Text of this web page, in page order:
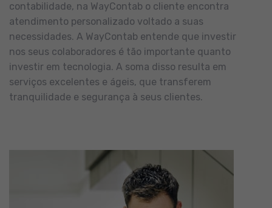
contabilidade, na WayContab o cliente encontra
atendimento personalizado voltado a suas
necessidades. A WayContab entende que investir
nos seus colaboradores é tão importante quanto
investir em tecnologia. A soma disso resulta em
serviços excelentes e ágeis, que transferem
tranquilidade e segurança à seus clientes.